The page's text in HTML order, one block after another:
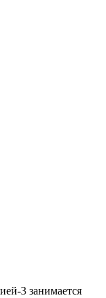
3 занимается